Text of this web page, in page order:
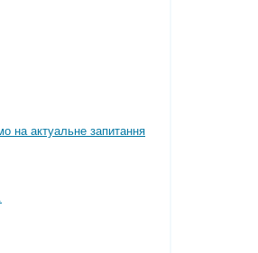
на актуальне запитання